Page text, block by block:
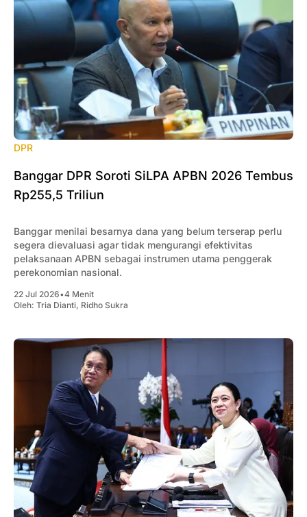
DPR
Banggar DPR Soroti SiLPA APBN 2026 Tembus
Rp255,5 Triliun
Banggar menilai besarnya dana yang belum terserap perlu
segera dievaluasi agar tidak mengurangi efektivitas
pelaksanaan APBN sebagai instrumen utama penggerak
perekonomian nasional.
22 Jul 2026•4 Menit
Oleh: Tria Dianti, Ridho Sukra